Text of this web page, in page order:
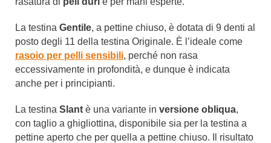
La testina Gentile, a pettine chiuso, è dotata di 9 denti al
posto degli 11 della testina Originale. È l’ideale come
rasoio per pelli sensibili, perché non rasa
eccessivamente in profondità, e dunque è indicata
anche per i principianti.
La testina Slant è una variante in versione obliqua,
con taglio a ghigliottina, disponibile sia per la testina a
pettine aperto che per quella a pettine chiuso. Il risultato